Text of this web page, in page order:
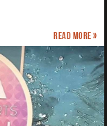
Read more »